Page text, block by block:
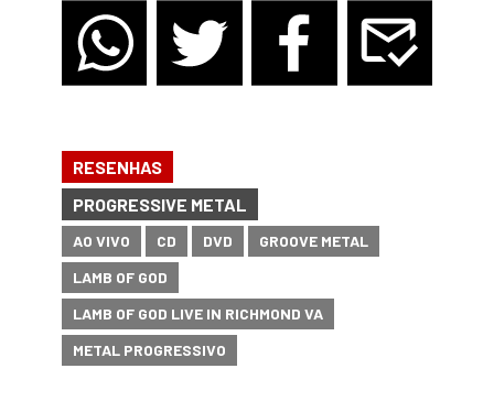
RESENHAS
PROGRESSIVE METAL
AO VIVO CD DVD
GROOVE METAL
LAMB OF GOD
LAMB OF GOD LIVE IN RICHMOND VA
METAL PROGRESSIVO